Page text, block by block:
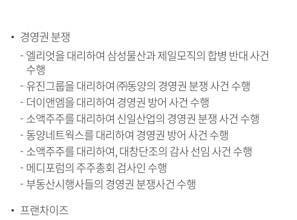
경영권 분쟁
엘리엇을 대리하여 삼성물산과 제일모직의 합병 반대 사건
수행
유진그룹을 대리하여 ㈜동양의 경영권 분쟁 사건 수행
더이앤엠을 대리하여 경영권 방어 사건 수행
소액주주를 대리하여 신일산업의 경영권 분쟁 사건 수행
동양네트웍스를 대리하여 경영권 방어 사건 수행
소액주주를 대리하여, 대창단조의 감사 선임 사건 수행
메디포럼의 주주총회 검사인 수행
부동산시행사들의 경영권 분쟁사건 수행
프랜차이즈